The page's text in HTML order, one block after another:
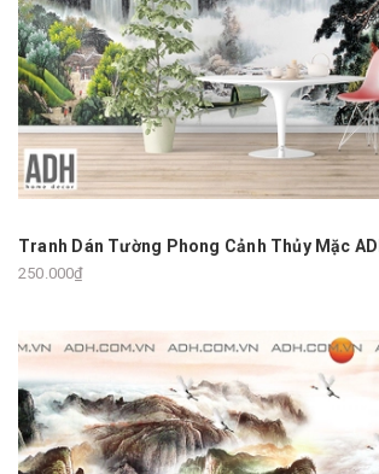
Tranh Dán Tường Phong Cảnh Thủy Mặc
250.000₫